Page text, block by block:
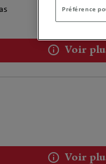
Voir
Voir
Préférence